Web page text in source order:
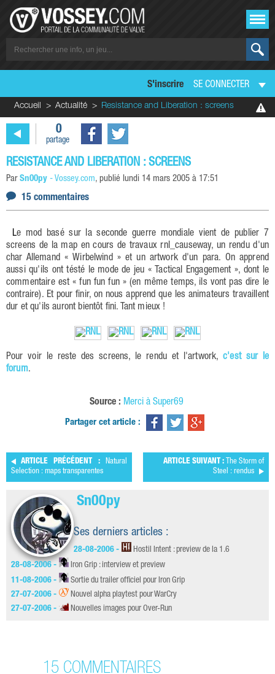
S'inscrire SE CONNECTER
Accueil Actualité Resistance and Liberation : screens
0
partage
RESISTANCE AND LIBERATION : SCREENS
Par Sn00py - Vossey.com, publié lundi 14 mars 2005 à 17:51
15 commentaires
Le mod basé sur la seconde guerre mondiale vient de publier 7
screens de la map en cours de travaux rnl_causeway, un rendu d'un
char Allemand « Wirbelwind » et un artwork d'un para. On apprend
aussi qu'ils ont tésté le mode de jeu « Tactical Engagement », dont le
commentaire est « fun fun fun » (en même temps, ils vont pas dire le
contraire). Et pour finir, on nous apprend que les animateurs travaillent
dur et qu'ils auront bientôt fini. Tant mieux !
Pour voir le reste des screens, le rendu et l'artwork,c'est sur le
forum.
Source : Merci à Super69
Partager cet article :
ARTICLE PRÉCÉDENT :Natural
Selection : maps transparentes
ARTICLE SUIVANT : The Storm of
Steel : rendus
Sn00py
Ses derniers articles :
28-08-2006 -
Hostil Intent : preview de la 1.6
28-08-2006 -
Iron Grip : interview et preview
11-08-2006 -
Sortie du trailer officiel pour Iron Grip
27-07-2006 -
Nouvel alpha playtest pour WarCry
27-07-2006 -
Nouvelles images pour Over-Run
15 COMMENTAIRES